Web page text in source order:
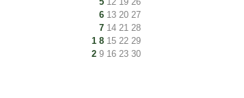
6 13 20 27
7 14 21 28
1 8 15 22 29
2 9 16 23 30